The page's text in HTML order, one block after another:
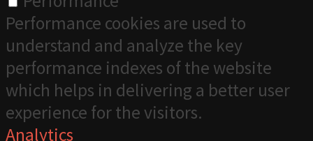
Performance cookies are used to
understand and analyze the key
performance indexes of the website
which helps in delivering a better user
experience for the visitors.
Analytics